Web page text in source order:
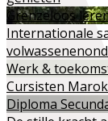
Grenzeloos
Internationale
Werk &
Cursisten
Diploma